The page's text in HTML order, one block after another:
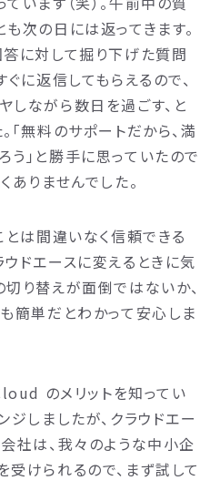
次の日には返ってきます。
答に対して掘り下げた質問
ぐに返信してもらえるので、
しながら数日を過ごす、と
「無料のサポートだから、満
」と勝手に思っていたので
ありませんでした。
とは間違いなく信頼できる
ドエースに変えるときに気
り替えが面倒ではないか、
簡単だとわかって安心しま
のメリットを知ってい
ジしましたが、クラウドエー
社は、我々のような中小企
けられるので、まず試して